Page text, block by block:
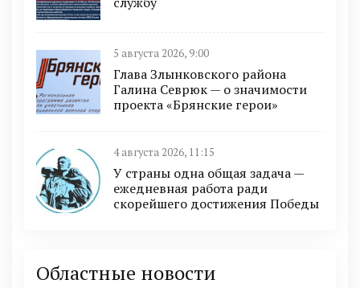
5 августа 2026, 9:00
Глава Злынковского района
Галина Севрюк — о значимости
проекта «Брянские герои»
4 августа 2026, 11:15
У страны одна общая задача —
ежедневная работа ради
скорейшего достижения Победы
Областные новости